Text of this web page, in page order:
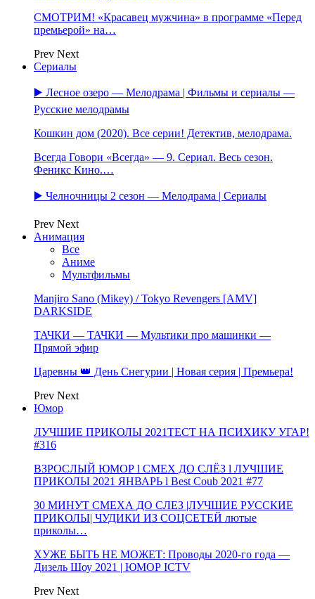
СМОТРИМ! «Красавец мужчина» в программе «Перед
премьерой» на…
Prev Next
Сериалы
▶️ Лесное озеро — Мелодрама | Фильмы и сериалы —
Русские мелодрамы
Кошкин дом (2020). Все серии! Детектив, мелодрама.
Всегда Говори «Всегда» — 9. Сериал. Весь сезон.
Феникс Кино.…
▶️ Челночницы 2 сезон — Мелодрама | Сериалы
Prev Next
Анимация
Все
Аниме
Мультфильмы
Manjiro Sano (Mikey) / Tokyo Revengers [AMV]
DARKSIDE
ТАЧКИ — ТАЧКИ — Мультики про машинки —
Прямой эфир
Царевны 👑 День Снегурии | Новая серия | Премьера!
Prev Next
Юмор
ЛУЧШИЕ ПРИКОЛЫ 2021ТЕСТ НА ПСИХИКУ УГАР!
#316
ВЗРОСЛЫЙ ЮМОР l СМЕХ ДО СЛЁЗ l ЛУЧШИЕ
ПРИКОЛЫ 2021 ЯНВАРЬ l Best Coub 2021 #77
30 МИНУТ СМЕХА ДО СЛЕЗ |ЛУЧШИЕ РУССКИЕ
ПРИКОЛЫ| ЧУДИКИ ИЗ СОЦСЕТЕЙ лютые
приколы…
ХУЖЕ БЫТЬ НЕ МОЖЕТ: Проводы 2020-го года —
Дизель Шоу 2021 | ЮМОР ICTV
Prev Next